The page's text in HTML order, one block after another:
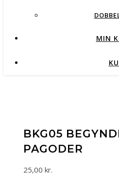
MIN
BKG05
PAGODER
25,00 kr.